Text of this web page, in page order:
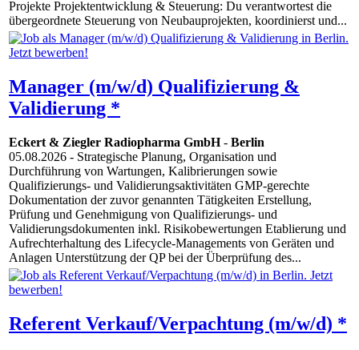
Projekte Projektentwicklung & Steuerung: Du verantwortest die
übergeordnete Steuerung von Neubauprojekten, koordinierst und...
Manager (m/w/d) Qualifizierung &
Validierung *
Eckert & Ziegler Radiopharma GmbH- Berlin
05.08.2026 - Strategische Planung, Organisation und
Durchführung von Wartungen, Kalibrierungen sowie
Qualifizierungs- und Validierungsaktivitäten GMP-gerechte
Dokumentation der zuvor genannten Tätigkeiten Erstellung,
Prüfung und Genehmigung von Qualifizierungs- und
Validierungsdokumenten inkl. Risikobewertungen Etablierung und
Aufrechterhaltung des Lifecycle-Managements von Geräten und
Anlagen Unterstützung der QP bei der Überprüfung des...
Referent Verkauf/Verpachtung (m/w/d) *